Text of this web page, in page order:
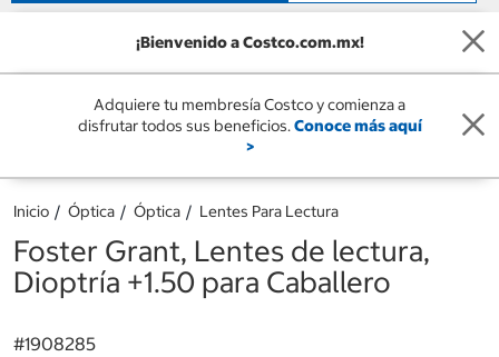
navegación
¡Bienvenido a Costco.com.mx!
Adquiere tu membresía Costco y comienza a
disfrutar todos sus beneficios.Conoce más aquí
>
Inicio Óptica Óptica Lentes Para Lectura
Foster Grant, Lentes de lectura,
Dioptría +1.50 para Caballero
#1908285